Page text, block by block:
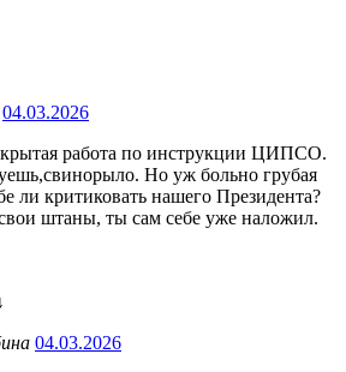
04.03.2026
работа по инструкции ЦИПСО.
Но уж больно грубая
ли критиковать нашего Президента?
штаны, ты сам себе уже наложил.
04.03.2026